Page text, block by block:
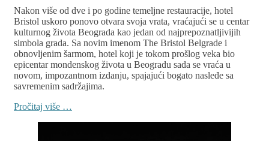
Nakon više od dve i po godine temeljne restauracije, hotel
Bristol uskoro ponovo otvara svoja vrata, vraćajući se u centar
kulturnog života Beograda kao jedan od najprepoznatljivijih
simbola grada. Sa novim imenom The Bristol Belgrade i
obnovljenim šarmom, hotel koji je tokom prošlog veka bio
epicentar mondenskog života u Beogradu sada se vraća u
novom, impozantnom izdanju, spajajući bogato nasleđe sa
savremenim sadržajima.
Pročitaj više …